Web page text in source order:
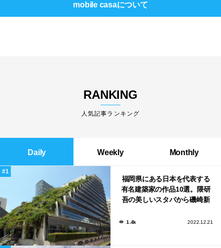
mobile casaについて
RANKING
人気記事ランキング
Daily Weekly Monthly
福岡県にある日本を代表する
有名建築家の作品10選。隈研
吾の美しいスタバから磯崎新
1.4k 2022.12.21